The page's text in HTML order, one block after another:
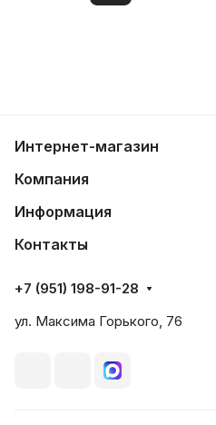
Интернет-магазин
Компания
Информация
Контакты
+7 (951) 198-91-28
ул. Максима Горького, 76